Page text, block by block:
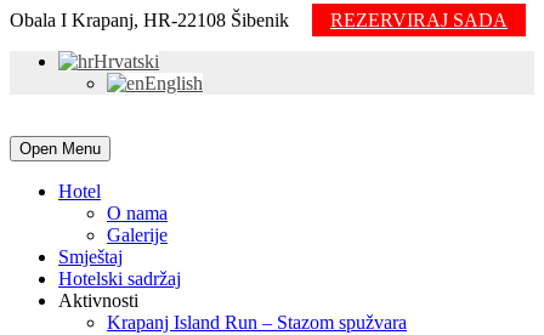
Obala I Krapanj, HR-22108 Šibenik
REZERVIRAJ SADA
Hrvatski
English
Open Menu
Hotel
O nama
Galerije
Smještaj
Hotelski sadržaj
Aktivnosti
Krapanj Island Run – Stazom spužvara